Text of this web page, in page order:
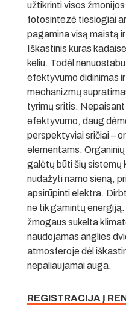
užtikrinti visos
fotosintezė tiesiogiai
pagamina visą maistą
Iškastinis kuras
keliu. Todėl
efektyvumo didinimas
mechanizmų
tyrimų sritis. Nepaisant
efektyvumo, daug
perspektyviai sričiai –
elementams.
galėtų būti šių sistemų
nudažyti namo sieną,
apsirūpinti elektra.
ne tik gamintų
žmogaus sukelta
naudojamas anglies
atmosferoje dėl
nepaliaujamai auga.
REGISTRACIJA Į